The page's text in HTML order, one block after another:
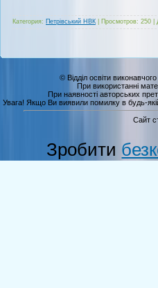
Категория: Петрівський НВК Просмотров: 250
© Відділ освіти
При використанні
При наявності авторських
Увага! Якщо Ви виявили помилку в будь-якій
Сайт
Зробити